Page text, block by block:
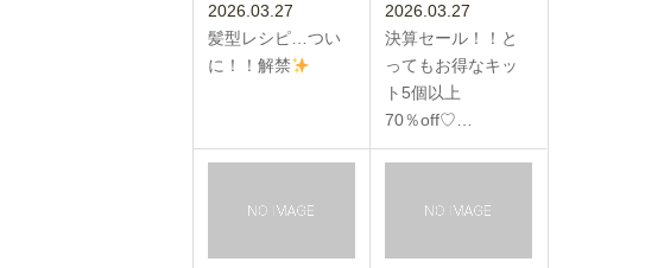
2026.03.27
髪型レシピ…つい
に！！解禁
2026.03.27
決算セール！！と
ってもお得なキッ
ト5個以上
70％off♡…